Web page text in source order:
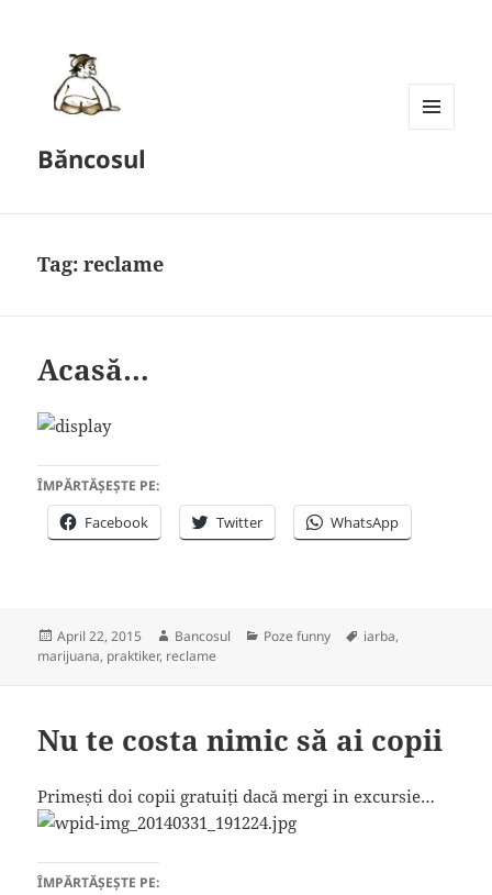
Băncosul
Tag:reclame
Acasă…
ÎMPĂRTĂȘEȘTE PE:
Facebook Twitter WhatsApp
Posted
on
April 22, 2015 Author
Bancosul Categories
Poze funny Tags
iarba,
marijuana, praktiker, reclame
Nu te costa nimic să ai copii
Primești doi copii gratuiți dacă mergi in excursie…
ÎMPĂRTĂȘEȘTE PE: